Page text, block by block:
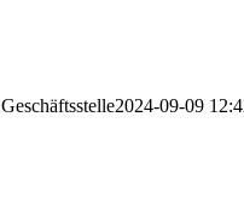
Geschäftsstelle2024-09-09